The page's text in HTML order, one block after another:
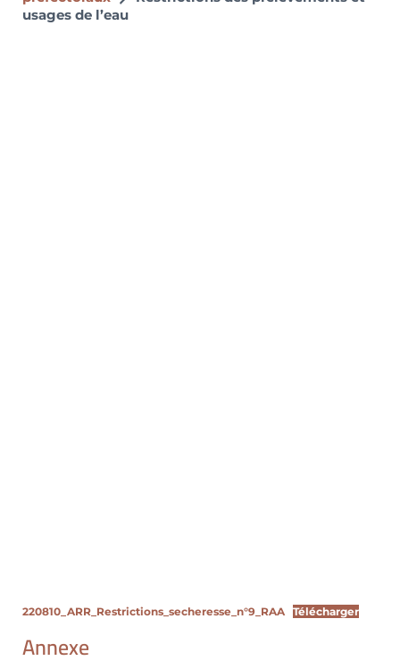
usages de l’eau
220810_ARR_Restrictions_secheresse_n°9_RAA Télécharger
Annexe